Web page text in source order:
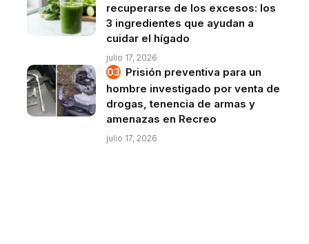
recuperarse de los excesos: los
3 ingredientes que ayudan a
cuidar el hígado
julio 17, 2026
Prisión preventiva para un
hombre investigado por venta de
drogas, tenencia de armas y
amenazas en Recreo
julio 17, 2026